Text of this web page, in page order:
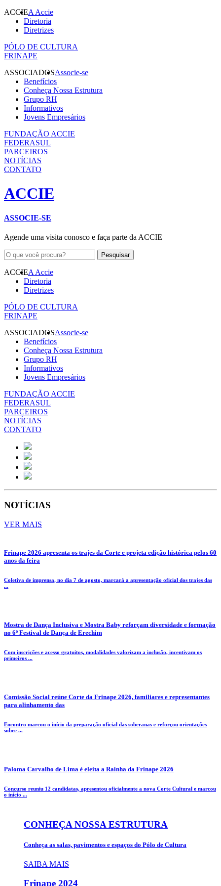
ACCIEA Accie
Diretoria
Diretrizes
PÓLO DE CULTURA
FRINAPE
ASSOCIADOSAssocie-se
Benefícios
Conheça Nossa Estrutura
Grupo RH
Informativos
Jovens Empresários
FUNDAÇÃO ACCIE
FEDERASUL
PARCEIROS
NOTÍCIAS
CONTATO
ACCIE
ASSOCIE-SE
Agende uma visita conosco e faça parte da ACCIE
ACCIEA Accie
Diretoria
Diretrizes
PÓLO DE CULTURA
FRINAPE
ASSOCIADOSAssocie-se
Benefícios
Conheça Nossa Estrutura
Grupo RH
Informativos
Jovens Empresários
FUNDAÇÃO ACCIE
FEDERASUL
PARCEIROS
NOTÍCIAS
CONTATO
NOTÍCIAS
VER MAIS
Frinape 2026 apresenta os trajes da Corte e projeta edição histórica pelos 60
anos da feira
Coletiva de imprensa, no dia 7 de agosto, marcará a apresentação oficial dos trajes das
...
Mostra de Dança Inclusiva e Mostra Baby reforçam diversidade e formação
no 6º Festival de Dança de Erechim
Com inscrições e acesso gratuitos, modalidades valorizam a inclusão, incentivam os
primeiros ...
Comissão Social reúne Corte da Frinape 2026, familiares e representantes
para alinhamento das
Encontro marcou o início da preparação oficial das soberanas e reforçou orientações
sobre ...
Paloma Carvalho de Lima é eleita a Rainha da Frinape 2026
Concurso reuniu 12 candidatas, apresentou oficialmente a nova Corte Cultural e marcou
o início ...
CONHEÇA NOSSA ESTRUTURA
Conheça as salas, pavimentos e espaços do Pólo de Cultura
SAIBA MAIS
Frinape 2024